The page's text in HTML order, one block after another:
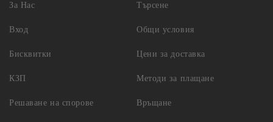
За Нас
Вход
Търсене
Общи условия
Бисквитки
КЗП
Решаване на спорове
Цени за доставка
Методи за плащане
Връщане